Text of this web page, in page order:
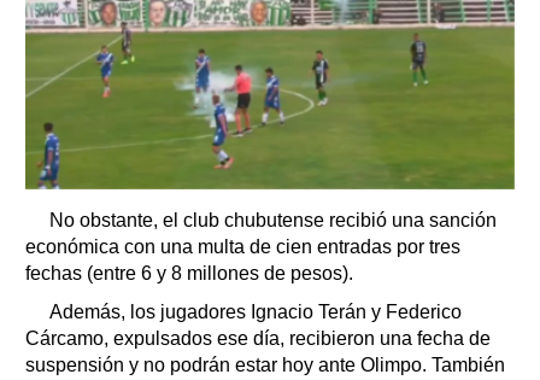
No obstante, el club chubutense recibió una sanción
económica con una multa de cien entradas por tres
fechas (entre 6 y 8 millones de pesos).
Además, los jugadores Ignacio Terán y Federico
Cárcamo, expulsados ese día, recibieron una fecha de
suspensión y no podrán estar hoy ante Olimpo. También